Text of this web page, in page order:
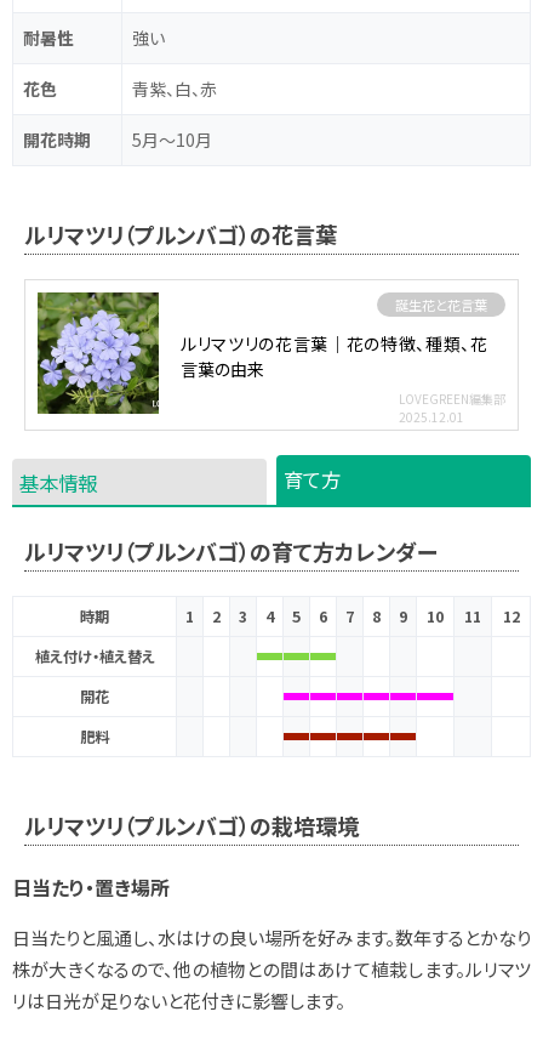
耐暑性 強い
花色 青紫、白、赤
開花時期 5月～10月
ルリマツリ（プルンバゴ）の花言葉
誕生花と花言葉
ルリマツリの花言葉｜花の特徴、種類、花
言葉の由来
LOVEGREEN編集部
2025.12.01
基本情報 育て方
ルリマツリ（プルンバゴ）の育て方カレンダー
時期 1 2 3 4 5 6 7 8 9 10 11
12
植え付け・植え替え
開花
肥料
ルリマツリ（プルンバゴ）の栽培環境
日当たり・置き場所
日当たりと風通し、水はけの良い場所を好みます。数年するとかなり
株が大きくなるので、他の植物との間はあけて植栽します。ルリマツ
リは日光が足りないと花付きに影響します。